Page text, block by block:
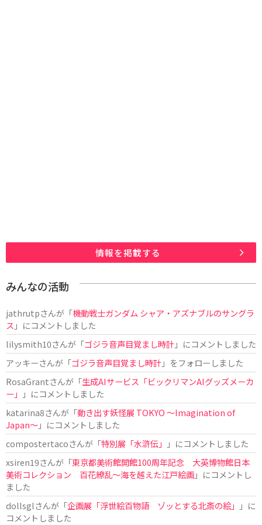
情報を掲載する
みんなの活動
jathrutpさんが「機動戦士ガンダム シャア・アズナブルのサングラ
ス 」にコメントしました
lilysmith10さんが「ゴジラ音声目覚まし時計」にコメントしました
アッキーさんが「ゴジラ音声目覚まし時計」をフォローしました
RosaGrantさんが「生成AIサービス「ビックリマンAIグッズメーカ
ー」
」にコメントしました
katarina8さんが「動き出す妖怪展 TOKYO 〜Imagination of
Japan〜」にコメントしました
compostertacoさんが「特別展「水滸伝」
」にコメントしました
xsiren19さんが「東京都美術館開館100周年記念 大英博物館日本
美術コレクション 百花繚乱～海を越えた江戸絵画」にコメントし
ました
dollsglさんが「企画展「浮世絵百物語 ゾッとする北斎の絵」
」に
コメントしました